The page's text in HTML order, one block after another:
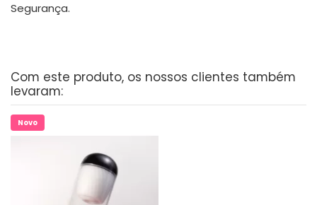
Segurança.
Com este produto, os nossos clientes também
levaram:
Novo